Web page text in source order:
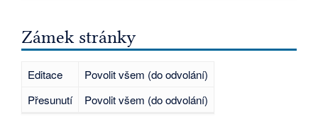
Zámek stránky
Editace
Povolit všem (do odvolání)
Přesunutí
Povolit všem (do odvolání)